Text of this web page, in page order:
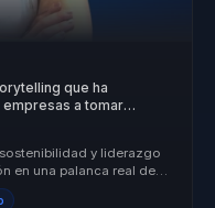
que ha
a tomar
y liderazgo
en una palanca real de